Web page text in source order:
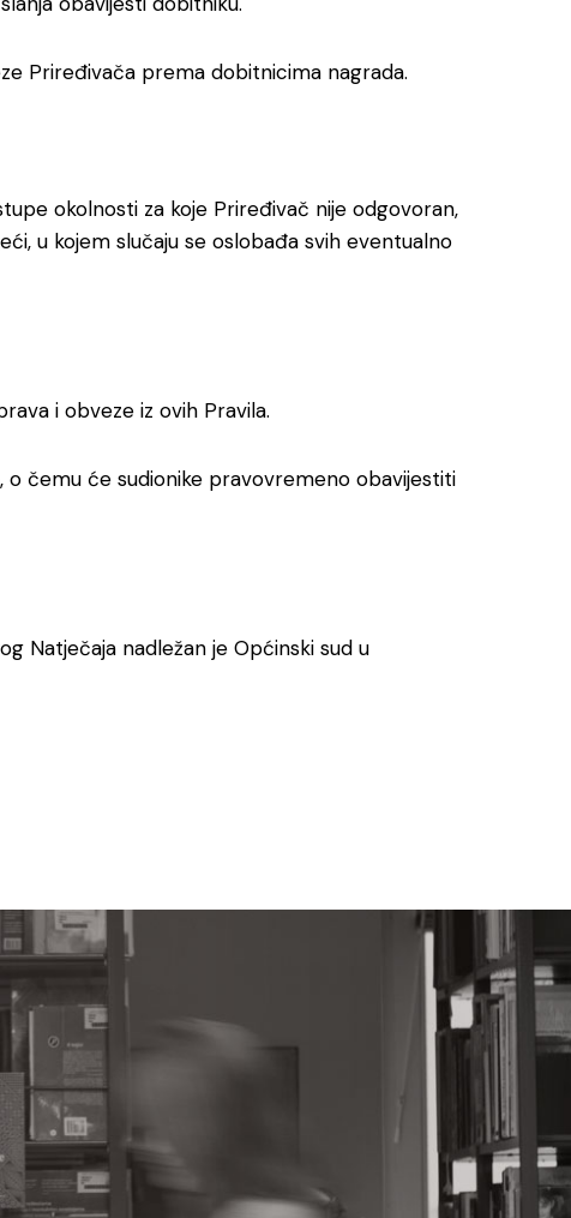
Priređivača prema dobitnicima nagrada.
okolnosti za koje Priređivač nije odgovoran,
u kojem slučaju se oslobađa svih eventualno
i obveze iz ovih Pravila.
čemu će sudionike pravovremeno obavijestiti
Natječaja nadležan je Općinski sud u